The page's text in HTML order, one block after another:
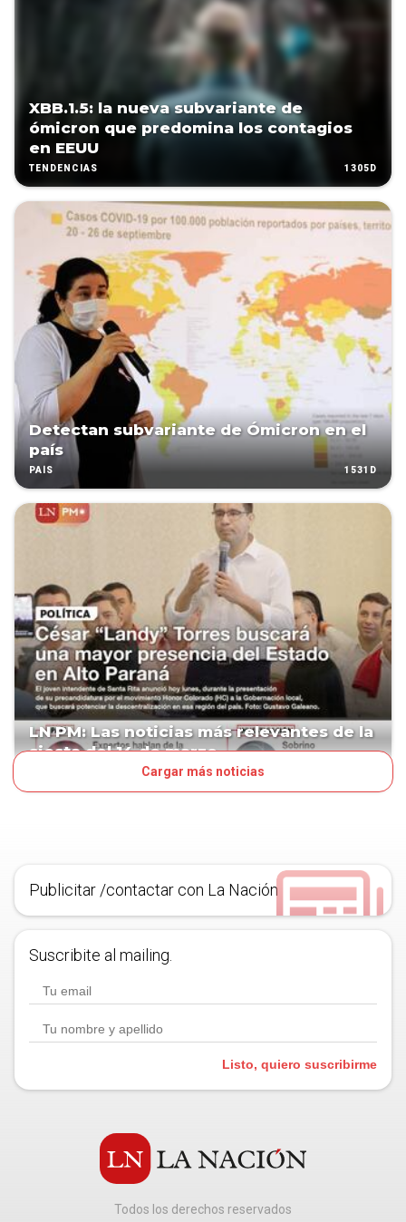
XBB.1.5: la nueva subvariante de
ómicron que predomina los contagios
en EEUU
TENDENCIAS 1305D
Detectan subvariante de Ómicron en el
país
PAÍS 1531D
LN PM: Las noticias más relevantes de la
siesta del 14 de marzo
Cargar más noticias
Publicitar /contactar con La Nación
Suscribite al mailing.
Listo, quiero suscribirme
Todos los derechos reservados